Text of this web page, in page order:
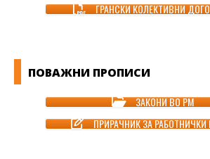
ГРАНСКИ КОЛЕКТИВНИ
ПОВАЖНИ ПРОПИСИ
ЗАКОНИ ВО РМ
ПРИРАЧНИК ЗА РАБОТНИЧКИ